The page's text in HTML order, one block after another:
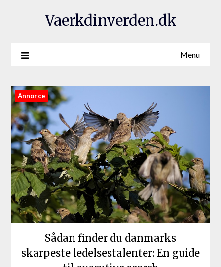
Vaerkdinverden.dk
Menu
Annonce
Sådan finder du danmarks
skarpeste ledelsestalenter: En guide